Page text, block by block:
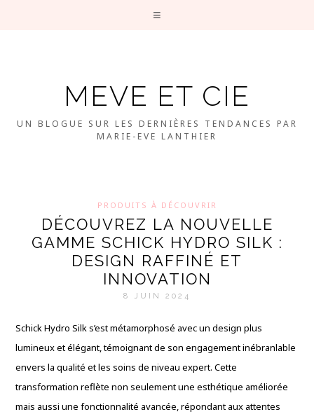
MEVE ET CIE
UN BLOGUE SUR LES DERNIÈRES TENDANCES PAR
MARIE-EVE LANTHIER
PRODUITS À DÉCOUVRIR
DÉCOUVREZ LA NOUVELLE
GAMME SCHICK HYDRO SILK :
DESIGN RAFFINÉ ET
INNOVATION
8 JUIN 2024
Schick Hydro Silk s’est métamorphosé avec un design plus
lumineux et élégant, témoignant de son engagement inébranlable
envers la qualité et les soins de niveau expert. Cette
transformation reflète non seulement une esthétique améliorée
mais aussi une fonctionnalité avancée, répondant aux attentes